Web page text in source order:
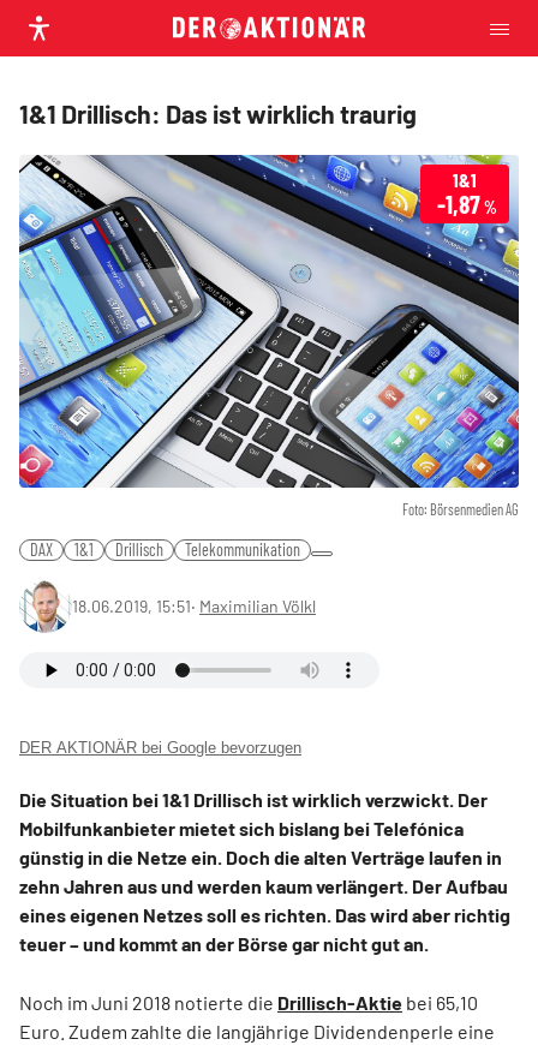
1&1 Drillisch: Das ist wirklich traurig
Foto: Börsenmedien AG
1&1
-1,87%
DAX 1&1 Drillisch Telekommunikation
18.06.2019, 15:51‧ Maximilian Völkl
DER AKTIONÄR bei Google bevorzugen
Die Situation bei 1&1 Drillisch ist wirklich verzwickt. Der
Mobilfunkanbieter mietet sich bislang bei Telefónica
günstig in die Netze ein. Doch die alten Verträge laufen in
zehn Jahren aus und werden kaum verlängert. Der Aufbau
eines eigenen Netzes soll es richten. Das wird aber richtig
teuer – und kommt an der Börse gar nicht gut an.
Noch im Juni 2018 notierte die Drillisch-Aktie bei 65,10
Euro. Zudem zahlte die langjährige Dividendenperle eine